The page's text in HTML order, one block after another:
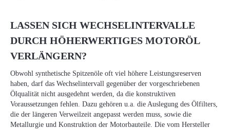
LASSEN SICH WECHSELINTERVALLE
DURCH HÖHERWERTIGES MOTORÖL
VERLÄNGERN?
Obwohl synthetische Spitzenöle oft viel höhere Leistungsreserven
haben, darf das Wechselintervall gegenüber der vorgeschriebenen
Ölqualität nicht ausgedehnt werden, da die konstruktiven
Voraussetzungen fehlen. Dazu gehören u.a. die Auslegung des Ölfilters,
die der längeren Verweilzeit angepasst werden muss, sowie die
Metallurgie und Konstruktion der Motorbauteile. Die vom Hersteller